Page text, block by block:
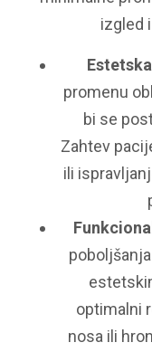
izgled
promenu
bi se
Zahtev
ili
optimalni
nosa ili